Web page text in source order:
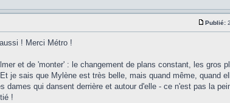
Publié:
! Merci Métro !
et de 'monter' : le changement de plans constant, les gros
je sais que Mylène est très belle, mais quand même, quand
dames qui dansent derrière et autour d'elle - ce n'est pas la
!